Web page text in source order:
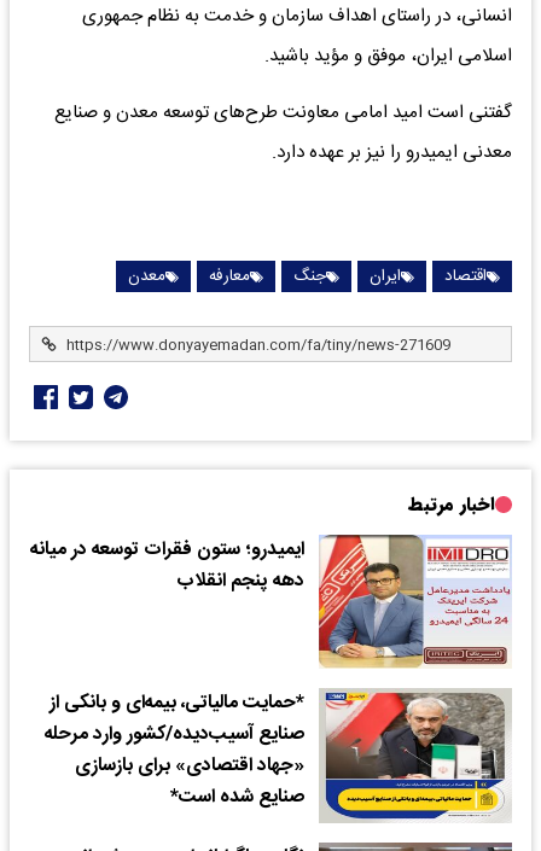
انسانی، در راستای اهداف سازمان و خدمت به نظام جمهوری
اسلامی ایران، موفق و مؤید باشید.
گفتنی است امید امامی معاونت طرح‌های توسعه معدن و صنایع
معدنی ایمیدرو را نیز بر عهده دارد.
اقتصاد ایران جنگ معارفه معدن
اخبار مرتبط
ایمیدرو؛ ستون فقرات توسعه در میانه
دهه پنجم انقلاب
*حمایت مالیاتی، بیمه‌ای و بانکی از
صنایع آسیب‌دیده/کشور وارد مرحله
«جهاد اقتصادی» برای بازسازی
صنایع شده است*